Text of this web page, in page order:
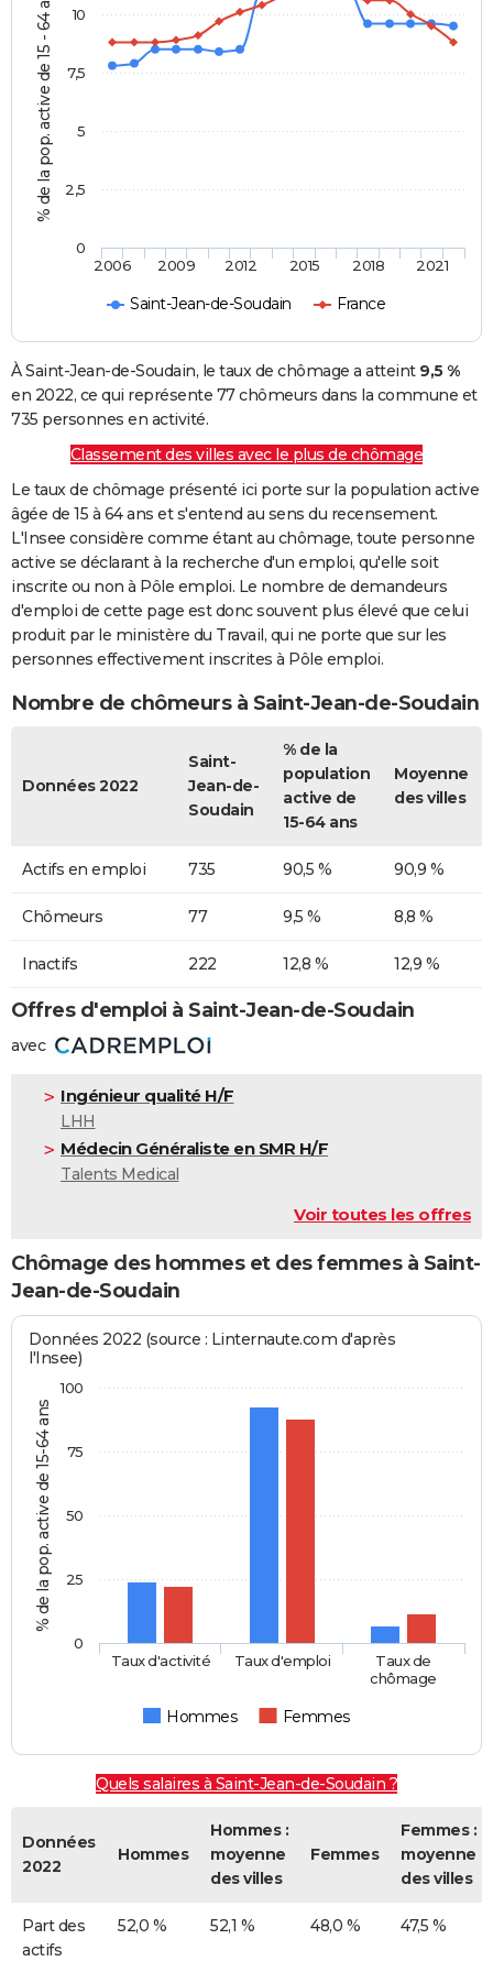
% de la pop. active de 15 - 64 ans
Saint-Jean-de-Soudain France
2006 2009 2012 2015 2018 2021
0
2,5
5
7,5
10
À Saint-Jean-de-Soudain, le taux de chômage a atteint 9,5 %
en 2022, ce qui représente 77 chômeurs dans la commune et
735 personnes en activité.
Classement des villes avec le plus de chômage
Le taux de chômage présenté ici porte sur la population active
âgée de 15 à 64 ans et s'entend au sens du recensement.
L'Insee considère comme étant au chômage, toute personne
active se déclarant à la recherche d'un emploi, qu'elle soit
inscrite ou non à Pôle emploi. Le nombre de demandeurs
d'emploi de cette page est donc souvent plus élevé que celui
produit par le ministère du Travail, qui ne porte que sur les
personnes effectivement inscrites à Pôle emploi.
Nombre de chômeurs à Saint-Jean-de-Soudain
Données 2022
Saint-
Jean-de-
Soudain
% de la
population
active de
15-64 ans
Moyenne
des villes
Actifs en emploi 735 90,5 % 90,9 %
Chômeurs 77 9,5 % 8,8 %
Inactifs 222 12,8 % 12,9 %
Offres d'emploi à Saint-Jean-de-Soudain
avec
Ingénieur qualité H/F
LHH
Médecin Généraliste en SMR H/F
Talents Medical
Voir toutes les offres
Chômage des hommes et des femmes à Saint-
Jean-de-Soudain
% de la pop. active de 15-64 ans
Données 2022 (source : Linternaute.com d'après
l'Insee)
Hommes Femmes
Taux d'activité Taux d'emploi
Taux de
chômage
0
25
50
75
100
Quels salaires à Saint-Jean-de-Soudain ?
Données
2022
Hommes
Hommes :
moyenne
des villes
Femmes
Femmes :
moyenne
des villes
Part des
actifs
52,0 % 52,1 % 48,0 % 47,5 %